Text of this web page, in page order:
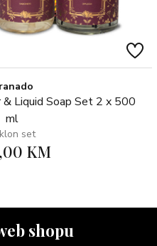
Liquid Soap Set 2 x 500
ml
set
KM
shopu